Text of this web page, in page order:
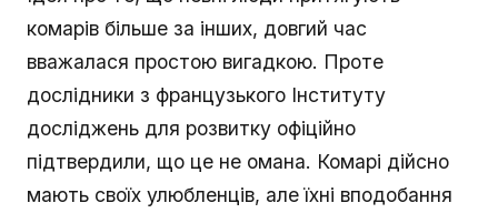
комарів більше за інших, довгий час
вважалася простою вигадкою. Проте
дослідники з французького Інституту
досліджень для розвитку офіційно
підтвердили, що це не омана. Комарі дійсно
мають своїх улюбленців, але їхні вподобання